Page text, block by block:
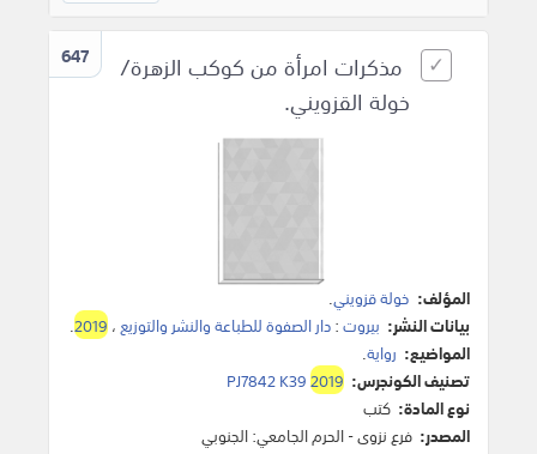
647
مذكرات امرأة من كوكب الزهرة/
خولة القزويني.
المؤلف: خولة قزويني.
بيانات النشر: بيروت:دار الصفوة للطباعة والنشر والتوزيع،2019
.
المواضيع: رواية.
تصنيف الكونجرس:
PJ7842 K392019
نوع المادة: كتب
المصدر: فرع نزوى - الحرم الجامعي: الجنوبي